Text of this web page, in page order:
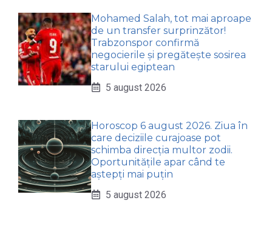
Mohamed Salah, tot mai aproape
de un transfer surprinzător!
Trabzonspor confirmă
negocierile și pregătește sosirea
starului egiptean
5 august 2026
Horoscop 6 august 2026. Ziua în
care deciziile curajoase pot
schimba direcția multor zodii.
Oportunitățile apar când te
aștepți mai puțin
5 august 2026